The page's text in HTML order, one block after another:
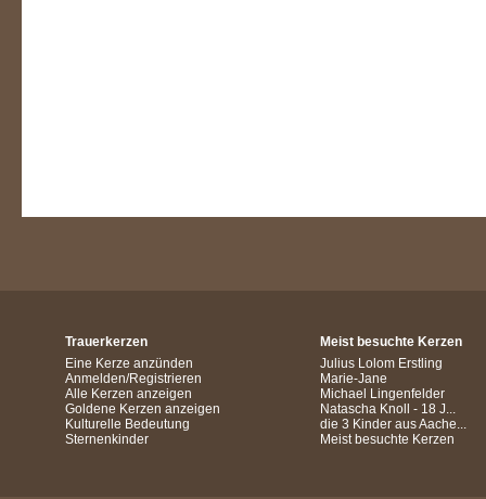
Trauerkerzen
Eine Kerze anzünden
Anmelden/Registrieren
Alle Kerzen anzeigen
Goldene Kerzen anzeigen
Kulturelle Bedeutung
Sternenkinder
Meist besuchte Kerzen
Julius Lolom Erstling
Marie-Jane
Michael Lingenfelder
Natascha Knoll - 18 J...
die 3 Kinder aus Aache...
Meist besuchte Kerzen